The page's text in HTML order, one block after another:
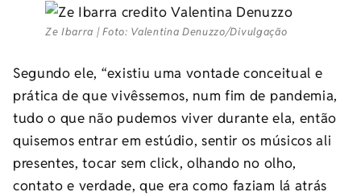
Ze Ibarra | Foto: Valentina Denuzzo/Divulgação
Segundo ele, “existiu uma vontade conceitual e
prática de que vivêssemos, num fim de pandemia,
tudo o que não pudemos viver durante ela, então
quisemos entrar em estúdio, sentir os músicos ali
presentes, tocar sem click, olhando no olho,
contato e verdade, que era como faziam lá atrás